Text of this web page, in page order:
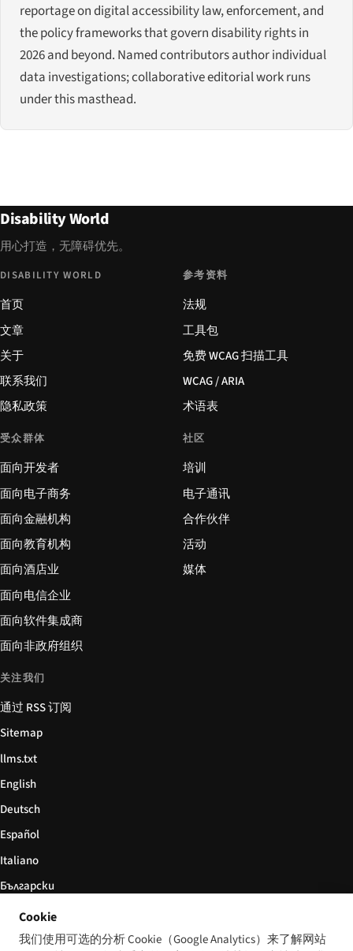
reportage on digital accessibility law, enforcement, and
the policy frameworks that govern disability rights in
2026 and beyond. Named contributors author individual
data investigations; collaborative editorial work runs
under this masthead.
Disability World
用心打造，无障碍优先。
DISABILITY WORLD
首页
文章
关于
联系我们
隐私政策
参考资料
法规
工具包
免费 WCAG 扫描工具
WCAG / ARIA
术语表
受众群体
面向开发者
面向电子商务
面向金融机构
面向教育机构
面向酒店业
面向电信企业
面向软件集成商
面向非政府组织
社区
培训
电子通讯
合作伙伴
活动
媒体
关注我们
通过 RSS 订阅
Sitemap
llms.txt
English
Deutsch
Español
Italiano
Български
简体中文
Cookie
我们使用可选的分析 Cookie（Google Analytics）来了解网站